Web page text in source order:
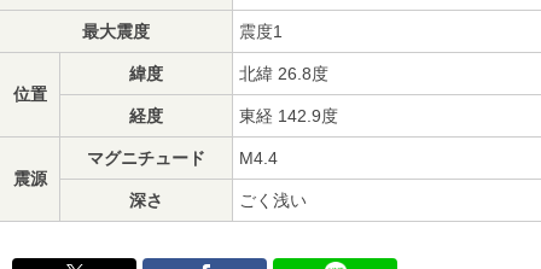
最大震度 震度1
位置
緯度 北緯 26.8度
経度 東経 142.9度
震源
マグニチュード M4.4
深さ ごく浅い